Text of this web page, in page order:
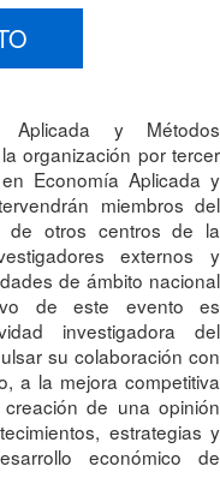
Aplicada y Métodos
organización por tercer
Economía Aplicada y
miembros del
de otros centros de la
externos y
de ámbito nacional
de este evento es
investigadora del
su colaboración con
a la mejora competitiva
de una opinión
estrategias y
económico de